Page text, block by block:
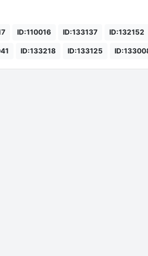
ID:110016 ID:133137 ID:132152
ID:133218 ID:133125